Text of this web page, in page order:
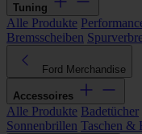
Tuning
Alle Produkte
Bremsscheiben
Ford Merchandise
Accessoires
Alle Produkte Badetücher
Sonnenbrillen Taschen &